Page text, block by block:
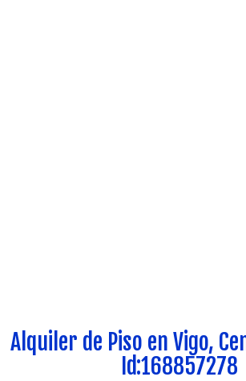
Alquiler de Piso en Vigo,
Id:168857278